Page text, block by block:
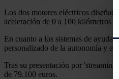
Los dos motores eléctricos
aceleración de 0 a 100 kilómetros
En cuanto a los sistemas de
personalizado de la autonomía y
Tras su presentación por
de 79.100 euros.